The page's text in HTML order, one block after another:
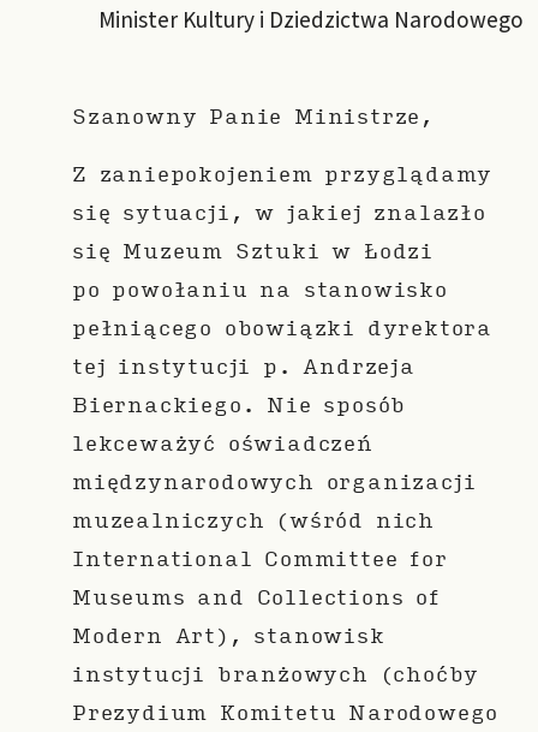
Minister Kultury i Dziedzictwa Narodowego
Szanowny Panie Ministrze,
Z zaniepokojeniem przyglądamy
się sytuacji, w jakiej znalazło
się Muzeum Sztuki w Łodzi
po powołaniu na stanowisko
pełniącego obowiązki dyrektora
tej instytucji p. Andrzeja
Biernackiego. Nie sposób
lekceważyć oświadczeń
międzynarodowych organizacji
muzealniczych (wśród nich
International Committee for
Museums and Collections of
Modern Art), stanowisk
instytucji branżowych (choćby
Prezydium Komitetu Narodowego